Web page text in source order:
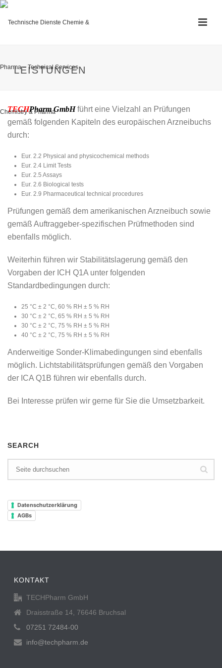
LEISTUNGEN
TECHPharm GmbHführt eine Vielzahl an Prüfungen
gemäß folgenden Kapiteln des europäischen Arzneibuchs
durch:
Eur. 2.2 Physical and physicochemical methods
Eur. 2.4 Limit Tests
Eur. 2.5 Assays
Eur. 2.6 Biological tests
Eur. 2.9 Pharmaceutical technical procedures
Prüfungen gemäß dem amerikanischen Arzneibuch sowie
gemäß Auftraggeber-spezifischen Prüfmethoden sind
ebenfalls möglich.
Weiterhin führen wir Stabilitätslagerung gemäß den
Vorgaben der ICH Q1A unter folgenden
Standardbedingungen durch:
25 °C ± 2 °C, 60 % RH ± 5 % RH
30 °C ± 2 °C, 65 % RH ± 5 % RH
30 °C ± 2 °C, 75 % RH ± 5 % RH
40 °C ± 2 °C, 75 % RH ± 5 % RH
Anderweitige Sonder-Klimabedingungen sind ebenfalls
möglich. Lichtstabilitätsprüfungen gemäß den Vorgaben
der ICA Q1B führen wir ebenfalls durch.
Bei Interesse prüfen wir gerne für Sie die Umsetzbarkeit.
SEARCH
Datenschutzerklärung
AGBs
KONTAKT
TECHPharm GmbH
Draisstraße 14, 76646 Bruchsal
07251 72484-00
info@techpharm.de